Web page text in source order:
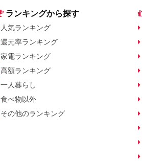
ランキングから探す
人気ランキング
還元率ランキング
家電ランキング
高額ランキング
一人暮らし
食べ物以外
その他のランキング